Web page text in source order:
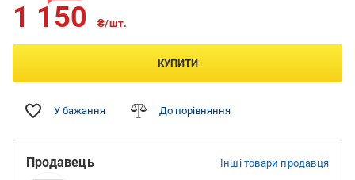
1 150 ₴/шт.
КУПИТИ
У бажання До порівняння
Продавець Інші товари продавця